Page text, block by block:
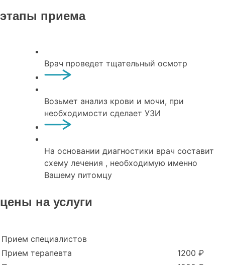
этапы приема
Врач проведет тщательный осмотр
Возьмет анализ крови и мочи, при
необходимости сделает УЗИ
На основании диагностики врач составит
схему лечения , необходимую именно
Вашему питомцу
цены на услуги
Прием специалистов
Прием терапевта
1200 ₽